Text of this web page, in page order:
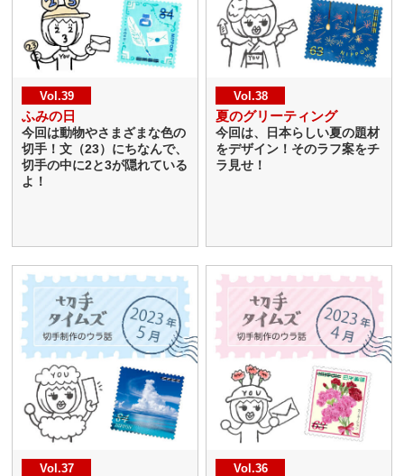
Vol.39
ふみの日
今回は動物やさまざまな色の
切手！文（23）にちなんで、
切手の中に2と3が隠れている
よ！
Vol.38
夏のグリーティング
今回は、日本らしい夏の題材
をデザイン！そのラフ案をチ
ラ見せ！
Vol.37 Vol.36